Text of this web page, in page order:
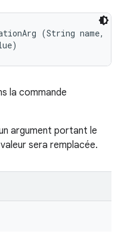
(String name,
la commande
argument portant le
sera remplacée.